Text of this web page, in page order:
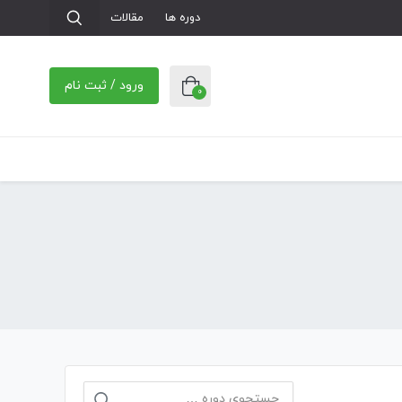
دوره ها مقالات
0 ورود / ثبت نام
جستجو